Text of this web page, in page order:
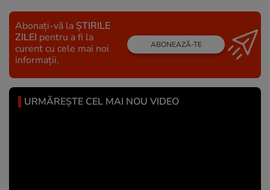
Abonați-vă la ȘTIRILE
ZILEI pentru a fi la
curent cu cele mai noi
informații.
ABONEAZĂ-TE
URMĂREȘTE CEL MAI NOU VIDEO